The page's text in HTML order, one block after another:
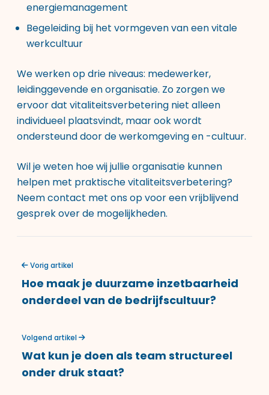
energiemanagement
Begeleiding bij het vormgeven van een vitale
werkcultuur
We werken op drie niveaus: medewerker,
leidinggevende en organisatie. Zo zorgen we
ervoor dat vitaliteitsverbetering niet alleen
individueel plaatsvindt, maar ook wordt
ondersteund door de werkomgeving en -cultuur.
Wil je weten hoe wij jullie organisatie kunnen
helpen met praktische vitaliteitsverbetering?
Neem contact met ons op voor een vrijblijvend
gesprek over de mogelijkheden.
Vorig artikel
Hoe maak je duurzame inzetbaarheid
onderdeel van de bedrijfscultuur?
Volgend artikel
Wat kun je doen als team structureel
onder druk staat?